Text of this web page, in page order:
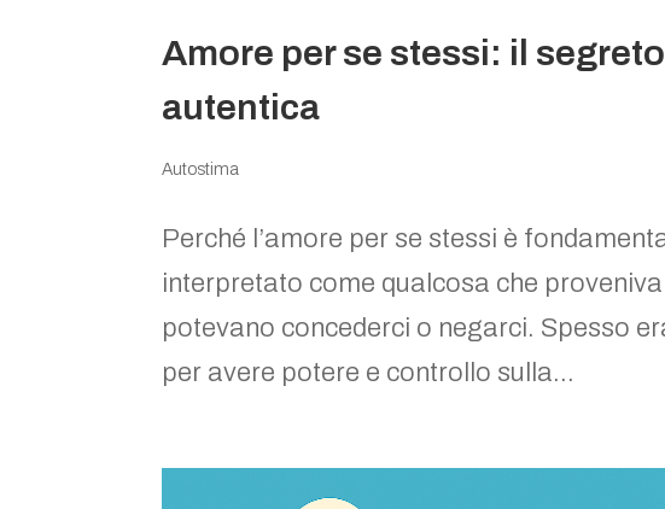
Amore per se stessi: il
autentica
Autostima
Perché l’amore per se stessi è
interpretato come qualcosa che
potevano concederci o negarci. Spesso
per avere potere e controllo sulla...